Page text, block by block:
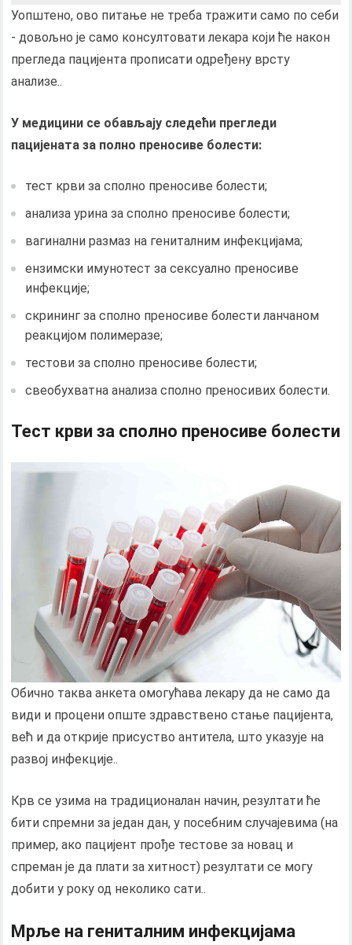
Уопштено, ово питање не треба тражити само по себи
- довољно је само консултовати лекара који ће након
прегледа пацијента прописати одређену врсту
анализе..
У медицини се обављају следећи прегледи
пацијената за полно преносиве болести:
тест крви за сполно преносиве болести;
анализа урина за сполно преносиве болести;
вагинални размаз на гениталним инфекцијама;
ензимски имунотест за сексуално преносиве
инфекције;
скрининг за сполно преносиве болести ланчаном
реакцијом полимеразе;
тестови за сполно преносиве болести;
свеобухватна анализа сполно преносивих болести.
Тест крви за сполно преносиве болести
Обично таква анкета омогућава лекару да не само да
види и процени опште здравствено стање пацијента,
већ и да открије присуство антитела, што указује на
развој инфекције..
Крв се узима на традиционалан начин, резултати ће
бити спремни за један дан, у посебним случајевима (на
пример, ако пацијент прође тестове за новац и
спреман је да плати за хитност) резултати се могу
добити у року од неколико сати..
Мрље на гениталним инфекцијама